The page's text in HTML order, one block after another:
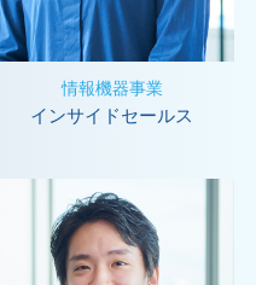
情報機器事業
インサイドセールス